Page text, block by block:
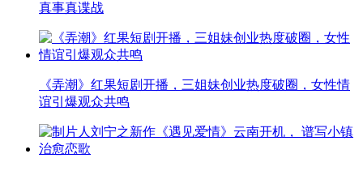
真事真谍战
《弄潮》红果短剧开播，三姐妹创业热度破圈，女性情
谊引爆观众共鸣